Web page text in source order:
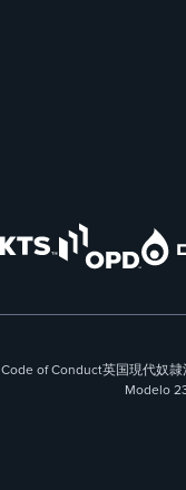
Code of Conduct英国現代奴隷
Modelo